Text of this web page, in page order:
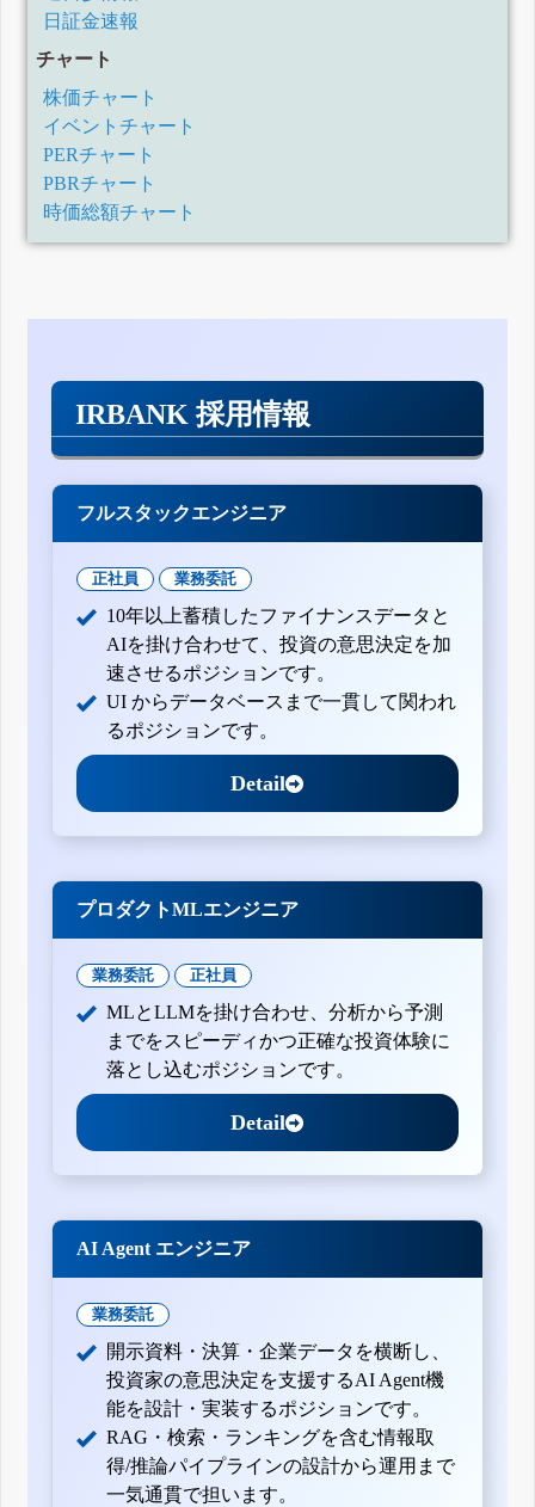
日証金速報
チャート
株価チャート
イベントチャート
PERチャート
PBRチャート
時価総額チャート
IRBANK 採用情報
フルスタックエンジニア
正社員 業務委託
10年以上蓄積したファイナンスデータと
AIを掛け合わせて、投資の意思決定を加
速させるポジションです。
UI からデータベースまで一貫して関われ
るポジションです。
Detail
プロダクトMLエンジニア
業務委託 正社員
MLとLLMを掛け合わせ、分析から予測
までをスピーディかつ正確な投資体験に
落とし込むポジションです。
Detail
AI Agent エンジニア
業務委託
開示資料・決算・企業データを横断し、
投資家の意思決定を支援するAI Agent機
能を設計・実装するポジションです。
RAG・検索・ランキングを含む情報取
得/推論パイプラインの設計から運用まで
一気通貫で担います。